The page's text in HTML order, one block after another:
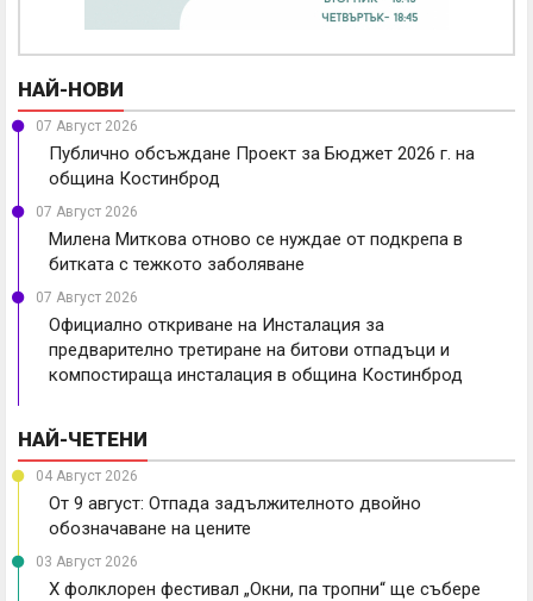
НАЙ-НОВИ
07 Август 2026
Публично обсъждане Проект за Бюджет 2026 г. на
община Костинброд
07 Август 2026
Милена Миткова отново се нуждае от подкрепа в
битката с тежкото заболяване
07 Август 2026
Официално откриване на Инсталация за
предварително третиране на битови отпадъци и
компостираща инсталация в община Костинброд
НАЙ-ЧЕТЕНИ
04 Август 2026
От 9 август: Отпада задължителното двойно
обозначаване на цените
03 Август 2026
X фолклорен фестивал „Окни, па тропни“ ще събере